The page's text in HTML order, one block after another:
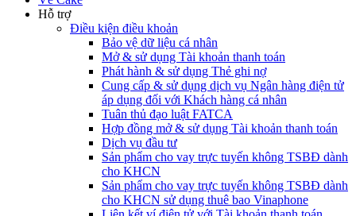
Hỗ trợ
Điều kiện điều khoản
Bảo vệ dữ liệu cá nhân
Mở & sử dụng Tài khoản thanh toán
Phát hành & sử dụng Thẻ ghi nợ
Cung cấp & sử dụng dịch vụ Ngân hàng điện tử
áp dụng đối với Khách hàng cá nhân
Tuân thủ đạo luật FATCA
Hợp đồng mở & sử dụng Tài khoản thanh toán
Dịch vụ đầu tư
Sản phẩm cho vay trực tuyến không TSBĐ dành
cho KHCN
Sản phẩm cho vay trực tuyến không TSBĐ dành
cho KHCN sử dụng thuê bao Vinaphone